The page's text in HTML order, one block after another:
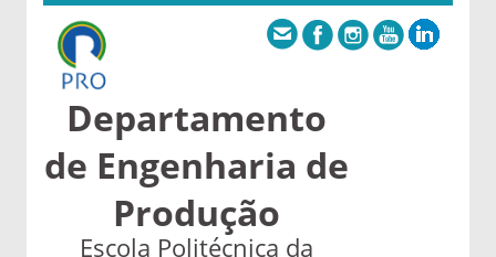
Departamento
de Engenharia de
Produção
Escola Politécnica da